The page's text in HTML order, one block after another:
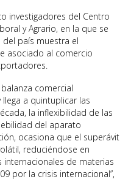
investigadores del Centro
y Agrario, en la que se
país muestra el
asociado al comercio
comercial
a quintuplicar las
la inflexibilidad de las
del aparato
ocasiona que el superávit
reduciéndose en
de materias
por la crisis internacional”,